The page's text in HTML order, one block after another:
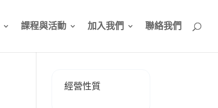
課程與活動 加入我們 聯絡我們
經營性質